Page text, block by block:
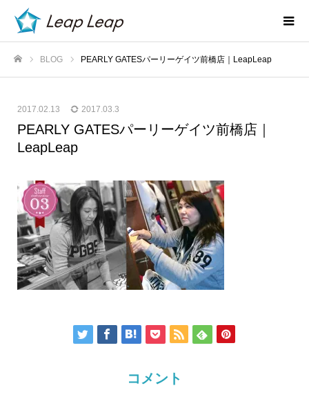
BLOG PEARLY GATESパーリーゲイツ前橋店｜LeapLeap
2017.02.13 2017.03.3
PEARLY GATESパーリーゲイツ前橋店｜
LeapLeap
コメント